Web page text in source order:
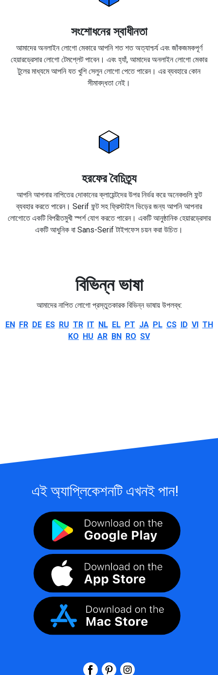
সংশোধনের স্বাধীনতা
আমাদের অনলাইন লোগো মেকারে আপনি শত শত অত্যাশ্চর্য এবং জাঁকজমকপূর্ণ
হেয়ারড্রেসার লোগো টেমপ্লেট পাবেন। এবং হ্যাঁ, আমাদের অনলাইন লোগো মেকার
টুলের মাধ্যমে আপনি যত খুশি সেলুন লোগো পেতে পারেন। এর ব্যবহারে কোন
সীমাবদ্ধতা নেই।
হরফের বৈচিত্র্য
আপনি আপনার নাপিতের দোকানের ক্লায়েন্টদের উপর নির্ভর করে অনেকগুলি ফন্ট
ব্যবহার করতে পারেন। Serif ফন্ট সহ ফ্রিস্টাইল ভিড়ের জন্য আপনি আপনার
লোগোতে একটি বিপরীতমুখী স্পর্শ যোগ করতে পারেন। একটি আনুষ্ঠানিক হেয়ারড্রেসার
একটি আধুনিক বা Sans-Serif টাইপফেস চয়ন করা উচিত।
বিভিন্ন ভাষা
আমাদের নাপিত লোগো প্রস্তুতকারক বিভিন্ন ভাষায় উপলব্ধ:
EN FR DE ES RU TR IT NL EL PT JA PL CS ID VI TH
KO HU AR BN RO SV
এই অ্যাপ্লিকেশনটি এখনই পান!